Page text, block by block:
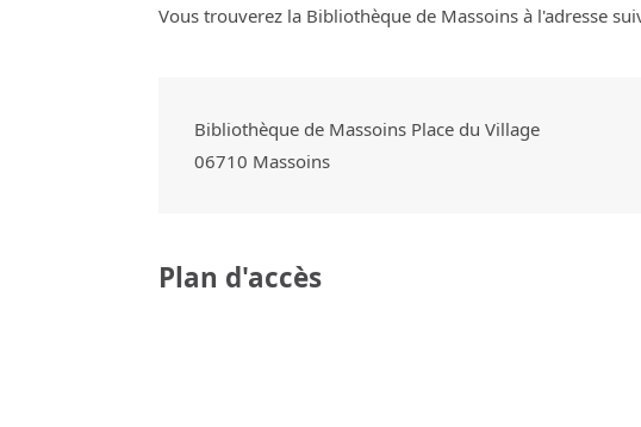
Vous trouverez la Bibliothèque de Massoins à l'adresse
Bibliothèque de Massoins Place du Village
06710 Massoins
Plan d'accès